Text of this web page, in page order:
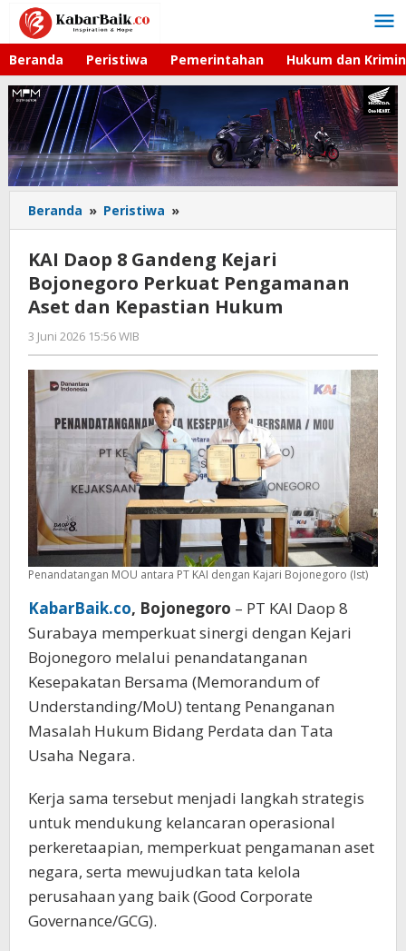
Lewati
konten
Beranda Peristiwa Pemerintahan Hukum dan
Beranda » Peristiwa »
Daop
Gandeng
Kejari
Bojonegoro
dan
Kepastian
Hukum
KAI Daop 8 Gandeng Kejari
Bojonegoro Perkuat Pengamanan
Aset dan Kepastian Hukum
3 Juni 2026 15:56 WIB
Imam
WD
Penandatangan MOU antara PT KAI dengan Kajari Bojonegoro (Ist)
KabarBaik.co, Bojonegoro – PT KAI Daop 8
Surabaya memperkuat sinergi dengan Kejari
Bojonegoro melalui penandatanganan
Kesepakatan Bersama (Memorandum of
Understanding/MoU) tentang Penanganan
Masalah Hukum Bidang Perdata dan Tata
Usaha Negara.
Kerja sama tersebut menjadi langkah strategis
untuk mendukung kelancaran operasional
perkeretaapian, memperkuat pengamanan aset
negara, serta mewujudkan tata kelola
perusahaan yang baik (Good Corporate
Governance/GCG).